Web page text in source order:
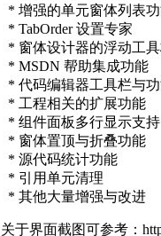
* 增强的单元窗体列表
* TabOrder 设置专家
* 窗体设计器的浮动工
* MSDN 帮助集成功能
* 代码编辑器工具栏与
* 工程相关的扩展功能
* 组件面板多行显示支持
* 窗体置顶与折叠功能
* 源代码统计功能
* 引用单元清理
* 其他大量增强与改进
关于界面截图可参考：